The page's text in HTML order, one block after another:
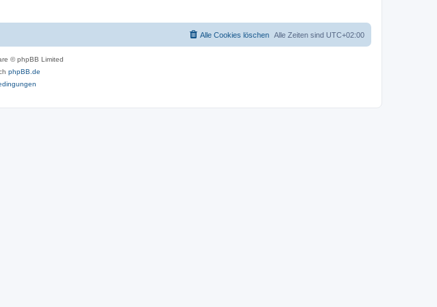
Alle Zeiten sind UTC+02:00
Alle Cookies löschen
© phpBB Limited
phpBB.de